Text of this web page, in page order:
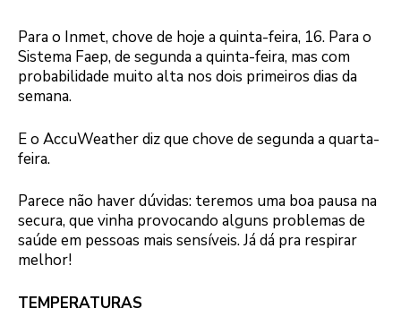
Para o Inmet, chove de hoje a quinta-feira, 16. Para o
Sistema Faep, de segunda a quinta-feira, mas com
probabilidade muito alta nos dois primeiros dias da
semana.
E o AccuWeather diz que chove de segunda a quarta-
feira.
Parece não haver dúvidas: teremos uma boa pausa na
secura, que vinha provocando alguns problemas de
saúde em pessoas mais sensíveis. Já dá pra respirar
melhor!
TEMPERATURAS